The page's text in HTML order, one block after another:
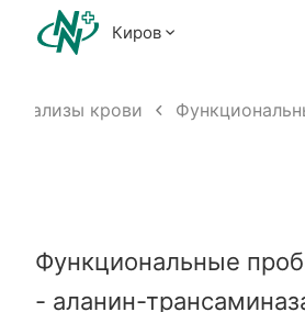
Киров
анализы крови
Функциональные
- аланин-